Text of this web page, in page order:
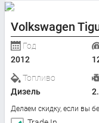
Volkswagen
Год
2012
Топливо
Дизель
Делаем скидку, если вы